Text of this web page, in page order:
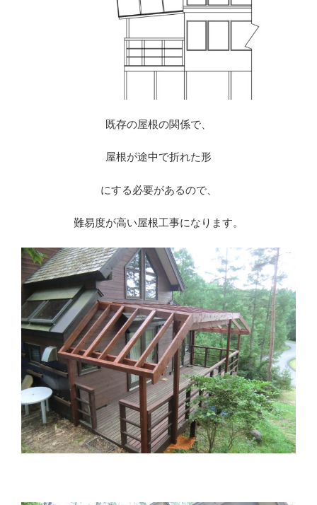
既存の屋根の関係で、
屋根が途中で折れた形
にする必要があるので、
難易度が高い屋根工事になります。